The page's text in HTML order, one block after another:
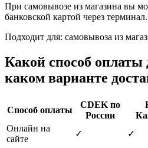
При самовывозе из магазина вы
банковской картой через терминал.
Подходит для: самовывоза из
Какой способ оплаты
каком варианте
Способ оплаты
CDEK по
России
Онлайн на
сайте
✓ ✓